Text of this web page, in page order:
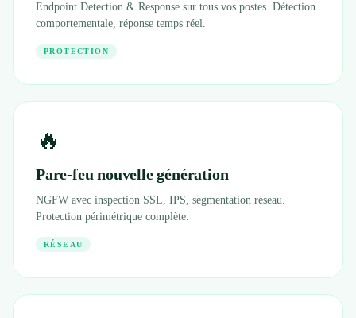
Endpoint Detection & Response sur tous vos postes. Détection
comportementale, réponse temps réel.
PROTECTION
🔥
Pare-feu nouvelle génération
NGFW avec inspection SSL, IPS, segmentation réseau.
Protection périmétrique complète.
RÉSEAU